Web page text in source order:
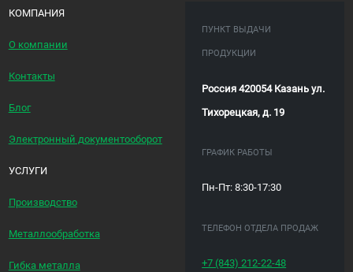
КОМПАНИЯ
О компании
Контакты
Блог
Электронный документооборот
УСЛУГИ
Производство
Металлообработка
Гибка металла
ПУНКТ ВЫДАЧИ
ПРОДУКЦИИ
Россия 420054 Казань ул.
Тихорецкая, д. 19
ГРАФИК РАБОТЫ
Пн-Пт: 8:30-17:30
ТЕЛЕФОН ОТДЕЛА ПРОДАЖ
+7 (843) 212-22-48